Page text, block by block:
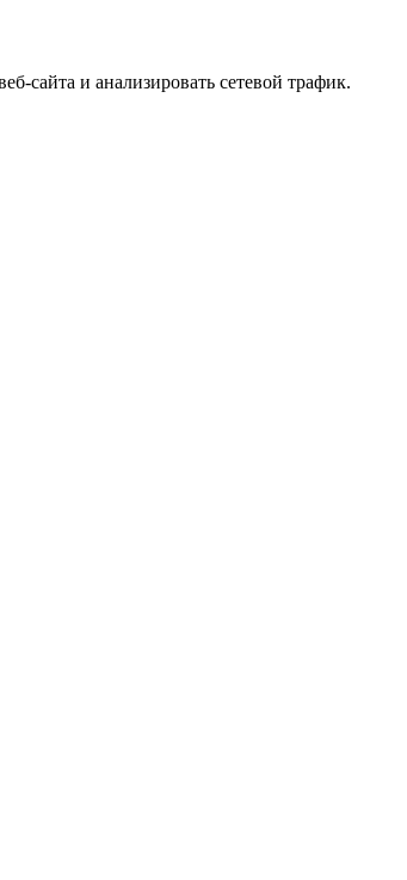
сайта и анализировать сетевой трафик.